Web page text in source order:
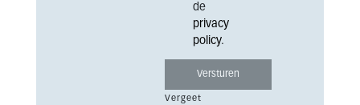
de
privacy
policy.
Vergeet